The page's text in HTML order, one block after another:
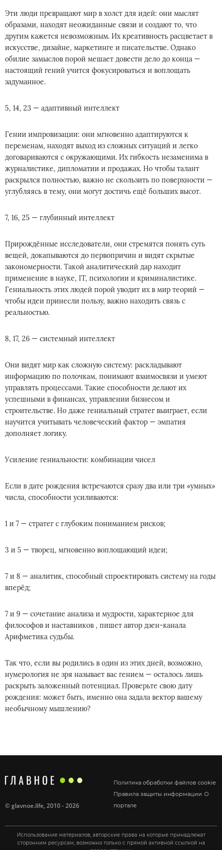
Эти люди превращают мир в холст для идей: они мыслят
образами, находят неожиданные связи и создают то, что
другим кажется невозможным. Их креативность расцветает в
искусстве, дизайне, маркетинге и писательстве. Однако
обилие замыслов порой мешает довести дело до конца —
настоящий гений учится фокусироваться и воплощать
задуманное.
5, 14, 23 — адаптивный интеллект
Гении импровизации: они мгновенно адаптируются к
переменам, находят выход из сложных ситуаций и легко
договариваются с окружающими. Их гибкость незаменима в
журналистике, дипломатии и продажах. Но чтобы талант
раскрылся полностью, важно не скользить по поверхности —
углубляясь в тему, они могут достичь ещё больших высот.
7, 16, 25 — глубинный интеллект
Прирождённые исследователи, они стремятся понять суть
вещей, докапываются до первопричин и видят скрытые
закономерности. Такой аналитический дар находит
применение в науке, IT, психологии и криминалистике.
Гениальность этих людей порой уводит их в мир теорий —
чтобы идеи принесли пользу, важно находить связь с
реальностью.
8, 17, 26 — системный интеллект
Они видят мир как сложную систему: раскладывают
информацию по полочкам, понимают взаимосвязи и умеют
управлять процессами. Такие способности делают их
успешными в финансах, управлении бизнесом и
строительстве. Но даже гениальный стратег выиграет, если
научится учитывать человеческий фактор — эмпатия
дополняет логику.
Усиление гениальности: комбинации чисел
Если в дате рождения встречаются сразу два или три «умных»
числа, способности усиливаются:
1 и 7 — стратег с глубоким пониманием рисков;
3 и 5 — творец, мгновенно воплощающий идеи;
7 и 8 — аналитик, способный спроектировать систему на годы
вперёд;
7 и 9 — сочетание анализа и мудрости, характерное для
философов и наставников , пишет автор дзен-канала
Арифметика судьбы.
Так что, если вы родились в один из этих дней, возможно,
нумерология не зря называет вас гением — осталось лишь
раскрыть заложенный потенциал. Проверьте свою дату
рождения: может быть, именно она задала вектор вашему
необычному мышлению?
Политика обработки файлов cookie
Правила защиты информации О
портале
©glavnoe.life, 2010 - 2026
Использование материалов, авторские права на которые принадлежат
сторонним ресурсам, возможно только с прямой активной ссылкой на